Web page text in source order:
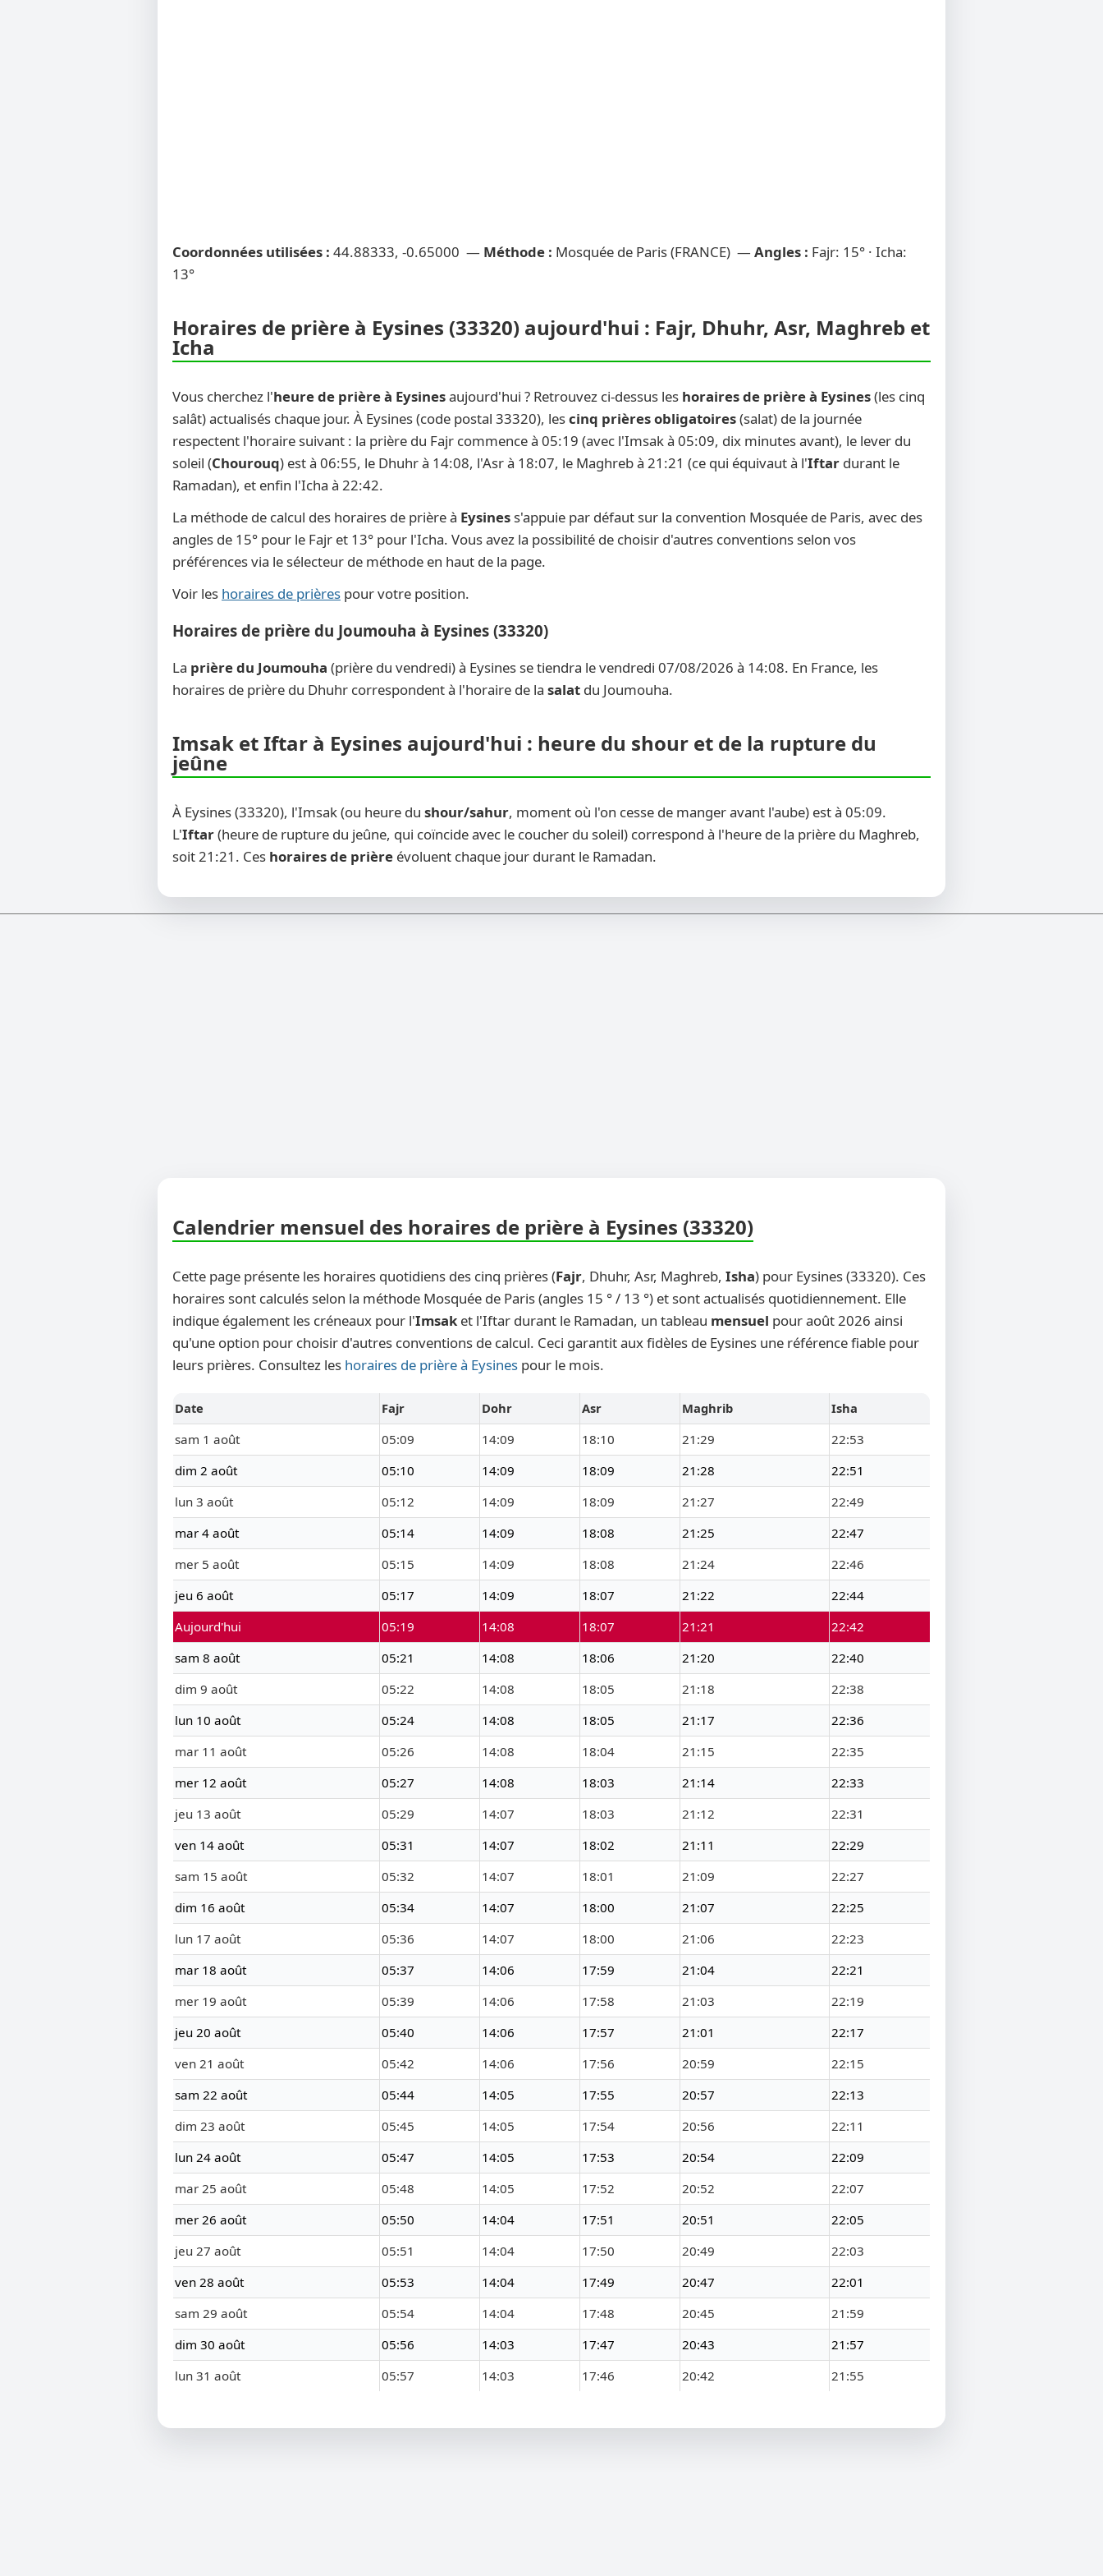
Coordonnées utilisées : 44.88333, -0.65000 — Méthode : Mosquée de Paris (FRANCE) — Angles : Fajr: 15° · Icha:
13°
Horaires de prière à Eysines (33320) aujourd'hui : Fajr, Dhuhr, Asr, Maghreb et
Icha
Vous cherchez l'heure de prière à Eysinesaujourd'hui ? Retrouvez ci-dessus les horaires de prière à Eysines(les cinq
salât) actualisés chaque jour. À Eysines (code postal 33320), lescinq prières obligatoires(salat) de la journée
respectent l'horaire suivant : la prière du Fajr commence à 05:19 (avec l'Imsak à 05:09, dix minutes avant), le lever du
soleil (Chourouq) est à 06:55, le Dhuhr à 14:08, l'Asr à 18:07, le Maghreb à 21:21 (ce qui équivaut à l'Iftar durant le
Ramadan), et enfin l'Icha à 22:42.
La méthode de calcul des horaires de prière à Eysines s'appuie par défaut sur la convention Mosquée de Paris, avec des
angles de 15° pour le Fajr et 13° pour l'Icha. Vous avez la possibilité de choisir d'autres conventions selon vos
préférences via le sélecteur de méthode en haut de la page.
Voir les horaires de prières pour votre position.
Horaires de prière du Joumouha à Eysines (33320)
La prière du Joumouha (prière du vendredi) à Eysines se tiendra le vendredi 07/08/2026 à 14:08. En France, les
horaires de prière du Dhuhr correspondent à l'horaire de la salat du Joumouha.
Imsak et Iftar à Eysines aujourd'hui : heure du shour et de la rupture du
jeûne
À Eysines (33320), l'Imsak (ou heure du shour/sahur, moment où l'on cesse de manger avant l'aube) est à 05:09.
L'Iftar(heure de rupture du jeûne, qui coïncide avec le coucher du soleil) correspond à l'heure de la prière du Maghreb,
soit 21:21. Ces horaires de prière évoluent chaque jour durant le Ramadan.
Calendrier mensuel des horaires de prière à Eysines (33320)
Cette page présente les horaires quotidiens des cinq prières (Fajr, Dhuhr, Asr, Maghreb, Isha) pour Eysines (33320). Ces
horaires sont calculés selon la méthode Mosquée de Paris (angles 15 ° / 13 °) et sont actualisés quotidiennement. Elle
indique également les créneaux pour l'Imsak et l'Iftar durant le Ramadan, un tableau mensuel pour août 2026 ainsi
qu'une option pour choisir d'autres conventions de calcul. Ceci garantit aux fidèles de Eysines une référence fiable pour
leurs prières. Consultez les horaires de prière à Eysines pour le mois.
Date Fajr Dohr Asr Maghrib
Isha
sam 1 août
05:09 14:09 18:10 21:29
22:53
dim 2 août
05:10 14:09 18:09 21:28
22:51
lun 3 août
05:12 14:09 18:09 21:27
22:49
mar 4 août
05:14 14:09 18:08 21:25
22:47
mer 5 août
05:15 14:09 18:08 21:24
22:46
jeu 6 août
05:17 14:09 18:07 21:22
22:44
Aujourd'hui
05:19 14:08 18:07 21:21
22:42
sam 8 août
05:21 14:08 18:06 21:20
22:40
dim 9 août
05:22 14:08 18:05 21:18
22:38
lun 10 août
05:24 14:08 18:05 21:17
22:36
mar 11 août
05:26 14:08 18:04 21:15
22:35
mer 12 août
05:27 14:08 18:03 21:14
22:33
jeu 13 août
05:29 14:07 18:03 21:12
22:31
ven 14 août
05:31 14:07 18:02 21:11
22:29
sam 15 août
05:32 14:07 18:01 21:09
22:27
dim 16 août
05:34 14:07 18:00 21:07
22:25
lun 17 août
05:36 14:07 18:00 21:06
22:23
mar 18 août
05:37 14:06 17:59 21:04
22:21
mer 19 août
05:39 14:06 17:58 21:03
22:19
jeu 20 août
05:40 14:06 17:57 21:01
22:17
ven 21 août
05:42 14:06 17:56 20:59
22:15
sam 22 août
05:44 14:05 17:55 20:57
22:13
dim 23 août
05:45 14:05 17:54 20:56
22:11
lun 24 août
05:47 14:05 17:53 20:54
22:09
mar 25 août
05:48 14:05 17:52 20:52
22:07
mer 26 août
05:50 14:04 17:51 20:51
22:05
jeu 27 août
05:51 14:04 17:50 20:49
22:03
ven 28 août
05:53 14:04 17:49 20:47
22:01
sam 29 août
05:54 14:04 17:48 20:45
21:59
dim 30 août
05:56 14:03 17:47 20:43
21:57
lun 31 août
05:57 14:03 17:46 20:42 21:55